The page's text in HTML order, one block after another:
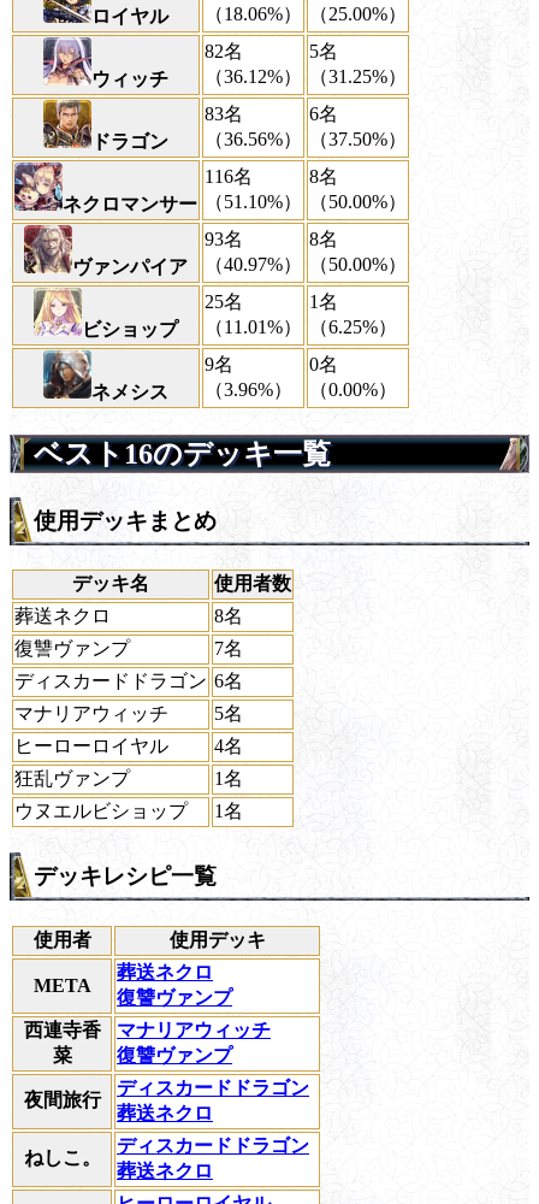
ロイヤル
（18.06%）
（25.00%）
ウィッチ
82名
（36.12%）
5名
（31.25%）
ドラゴン
83名
（36.56%）
6名
（37.50%）
ネクロマンサー
116名
（51.10%）
8名
（50.00%）
ヴァンパイア
93名
（40.97%）
8名
（50.00%）
ビショップ
25名
（11.01%）
1名
（6.25%）
ネメシス
9名
（3.96%）
0名
（0.00%）
ベスト16のデッキ一覧
使用デッキまとめ
デッキ名
使用者数
葬送ネクロ
8名
復讐ヴァンプ
7名
ディスカードドラゴン 6名
マナリアウィッチ
5名
ヒーローロイヤル
4名
狂乱ヴァンプ
1名
ウヌエルビショップ
1名
デッキレシピ一覧
使用者 使用デッキ
META
葬送ネクロ
復讐ヴァンプ
西連寺香
菜
マナリアウィッチ
復讐ヴァンプ
夜間旅行
ディスカードドラゴン
葬送ネクロ
ねしこ。
ディスカードドラゴン
葬送ネクロ